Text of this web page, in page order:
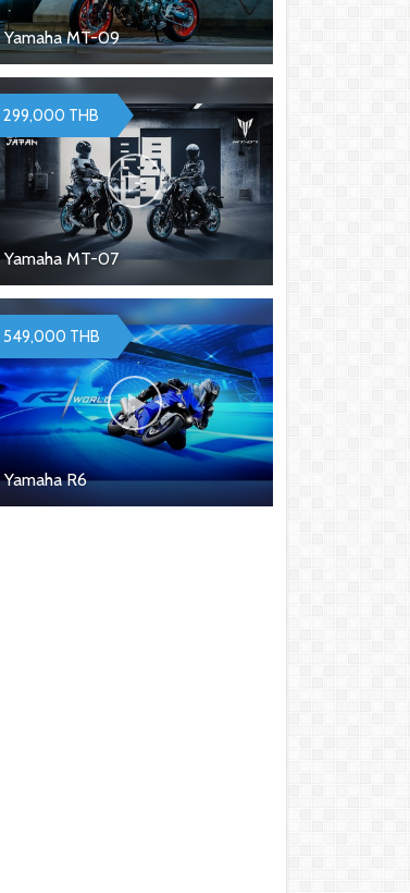
Yamaha MT-09
Yamaha MT-07
299,000 THB
Yamaha R6
549,000 THB